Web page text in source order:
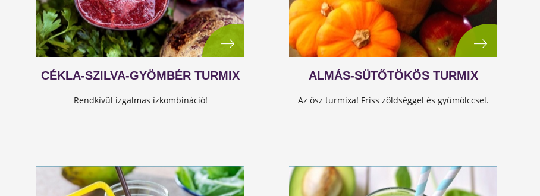
CÉKLA-SZILVA-GYÖMBÉR TURMIX
Rendkívül izgalmas ízkombináció!
ALMÁS-SÜTŐTÖKÖS TURMIX
Az ősz turmixa! Friss zöldséggel és gyümölccsel.